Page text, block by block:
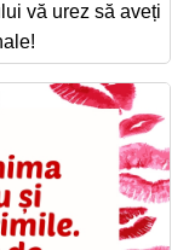
vă urez să aveți